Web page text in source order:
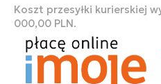
Koszt przesyłki kurierskiej
000,00 PLN.